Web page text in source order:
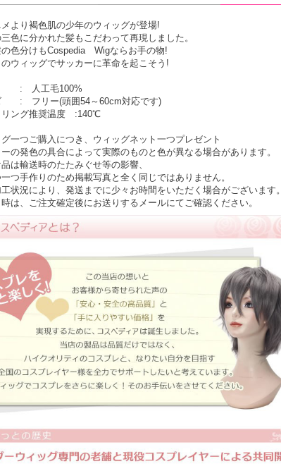
メより褐色肌の少年のウィッグが登場!
色に分かれた髪もこだわって再現しました。
の色分けもCospedia Wigならお手の物!
ウィッグでサッカーに革命を起こそう!
: 人工毛100%
: フリー(頭囲54～60cm対応です)
リング推奨温度 :140℃
一つご購入につき、ウィッグネット一つプレゼント
の発色の具合によって実際のものと色が異なる場合があります。
は輸送時のたたみぐせ等の影響、
つ手作りのため掲載写真と全く同じではありません。
状況により、発送までに少々お時間をいただく場合がございます。
は、ご注文確定後にお送りするメールにてご確認ください。